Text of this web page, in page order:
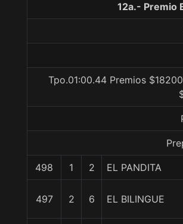
12a.- Premio
Tpo.01:00.44 Premios
498 1 2 EL PANDITA
497 2 6 EL BILINGUE